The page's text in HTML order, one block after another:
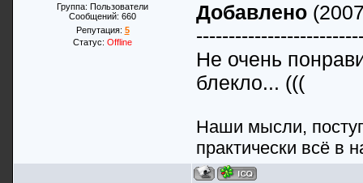
Группа: Пользователи
Сообщений: 660
Репутация: 5
Статус: Offline
Добавлено
Не очень
блекло... (((
Наши мысли,
практически всё в